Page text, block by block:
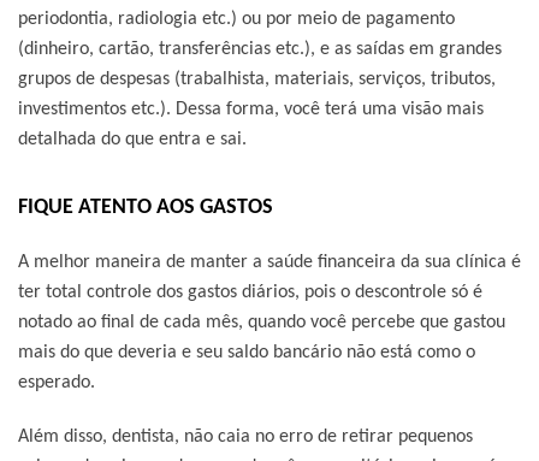
periodontia, radiologia etc.) ou por meio de pagamento
(dinheiro, cartão, transferências etc.), e as saídas em grandes
grupos de despesas (trabalhista, materiais, serviços, tributos,
investimentos etc.). Dessa forma, você terá uma visão mais
detalhada do que entra e sai.
FIQUE ATENTO AOS GASTOS
A melhor maneira de manter a saúde financeira da sua clínica é
ter total controle dos gastos diários, pois o descontrole só é
notado ao final de cada mês, quando você percebe que gastou
mais do que deveria e seu saldo bancário não está como o
esperado.
Além disso, dentista, não caia no erro de retirar pequenos